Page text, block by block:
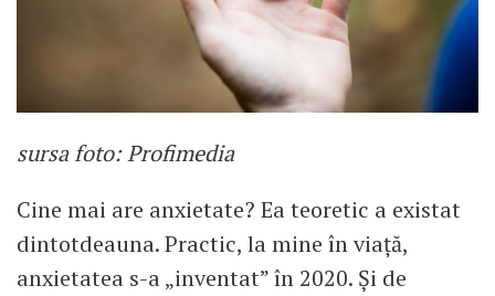
sursa foto: Profimedia
Cine mai are anxietate? Ea teoretic a existat
dintotdeauna. Practic, la mine în viață,
anxietatea s-a „inventat” în 2020. Și de